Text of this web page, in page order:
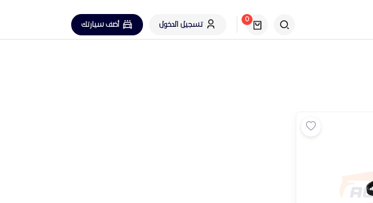
0
تسجيل الدخول
أضف سيارتك